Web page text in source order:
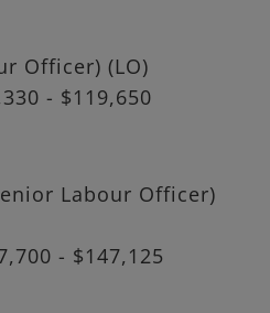
Officer) (LO)
- $119,650
Labour Officer)
- $147,125